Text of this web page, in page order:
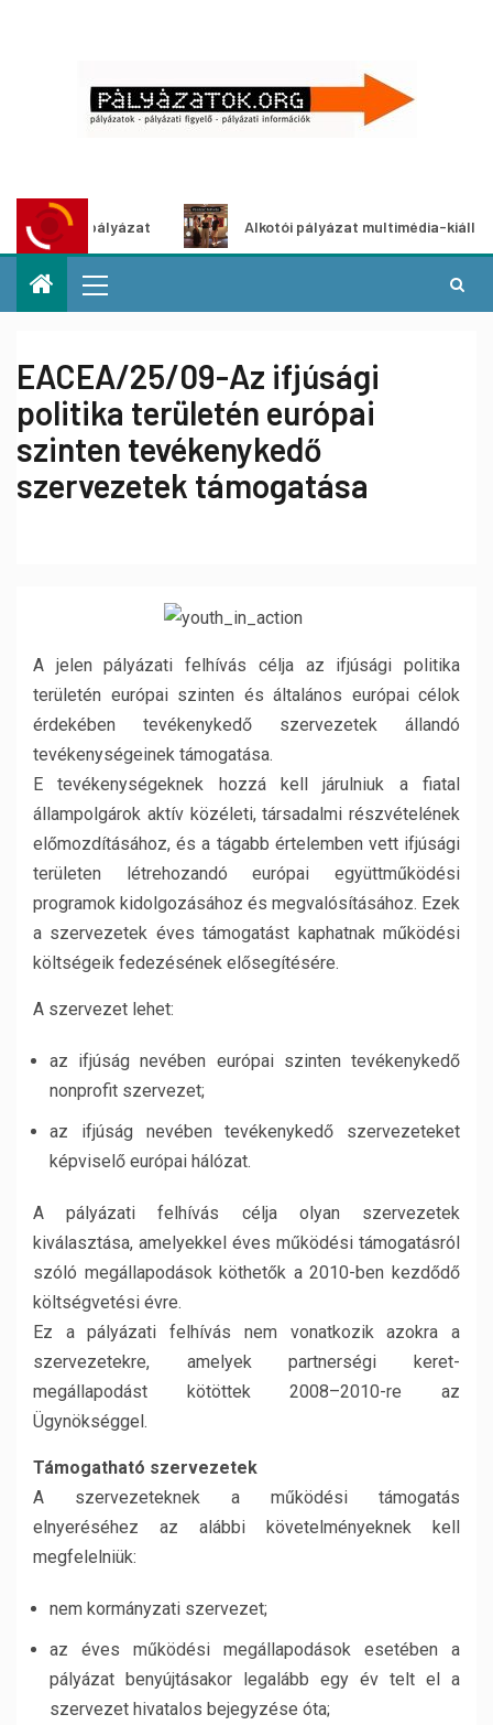
Alkotói pályázat multimédia-kiállításhoz
EACEA/25/09-Az ifjúsági
politika területén európai
szinten tevékenykedő
szervezetek támogatása
A jelen pályázati felhívás célja az ifjúsági politika
területén európai szinten és általános európai célok
érdekében tevékenykedő szervezetek állandó
tevékenységeinek támogatása.
E tevékenységeknek hozzá kell járulniuk a fiatal
állampolgárok aktív közéleti, társadalmi részvételének
előmozdításához, és a tágabb értelemben vett ifjúsági
területen létrehozandó európai együttműködési
programok kidolgozásához és megvalósításához. Ezek
a szervezetek éves támogatást kaphatnak működési
költségeik fedezésének elősegítésére.
A szervezet lehet:
az ifjúság nevében európai szinten tevékenykedő
nonprofit szervezet;
az ifjúság nevében tevékenykedő szervezeteket
képviselő európai hálózat.
A pályázati felhívás célja olyan szervezetek
kiválasztása, amelyekkel éves működési támogatásról
szóló megállapodások köthetők a 2010-ben kezdődő
költségvetési évre.
Ez a pályázati felhívás nem vonatkozik azokra a
szervezetekre, amelyek partnerségi keret-
megállapodást kötöttek 2008–2010-re az
Ügynökséggel.
Támogatható szervezetek
A szervezeteknek a működési támogatás
elnyeréséhez az alábbi követelményeknek kell
megfelelniük:
nem kormányzati szervezet;
az éves működési megállapodások esetében a
pályázat benyújtásakor legalább egy év telt el a
szervezet hivatalos bejegyzése óta;